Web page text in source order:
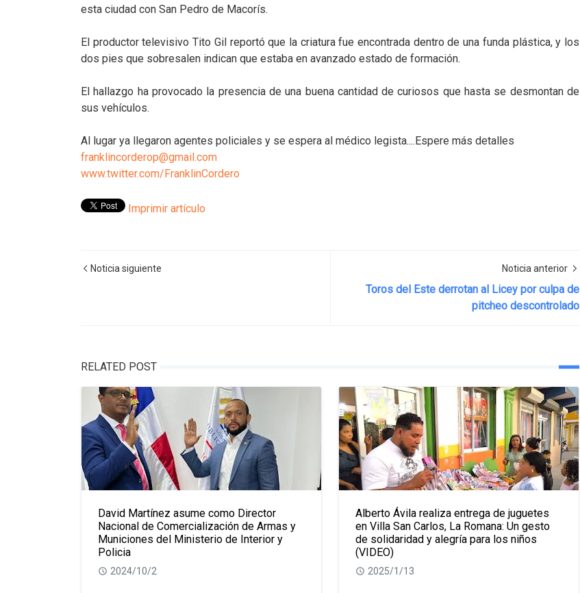
esta ciudad con San Pedro de Macorís.
El productor televisivo Tito Gil reportó que la criatura fue encontrada dentro de una funda plástica, y los
dos pies que sobresalen indican que estaba en avanzado estado de formación.
El hallazgo ha provocado la presencia de una buena cantidad de curiosos que hasta se desmontan de
sus vehículos.
Al lugar ya llegaron agentes policiales y se espera al médico legista....Espere más detalles
franklincorderop@gmail.com
www.twitter.com/FranklinCordero
Imprimir artículo
Noticia siguiente Noticia anterior
Toros del Este derrotan al Licey por culpa de
pitcheo descontrolado
RELATED POST
David Martínez asume como Director
Nacional de Comercialización de Armas y
Municiones del Ministerio de Interior y
Policia
2024/10/2
Alberto Ávila realiza entrega de juguetes
en Villa San Carlos, La Romana: Un gesto
de solidaridad y alegría para los niños
(VIDEO)
2025/1/13